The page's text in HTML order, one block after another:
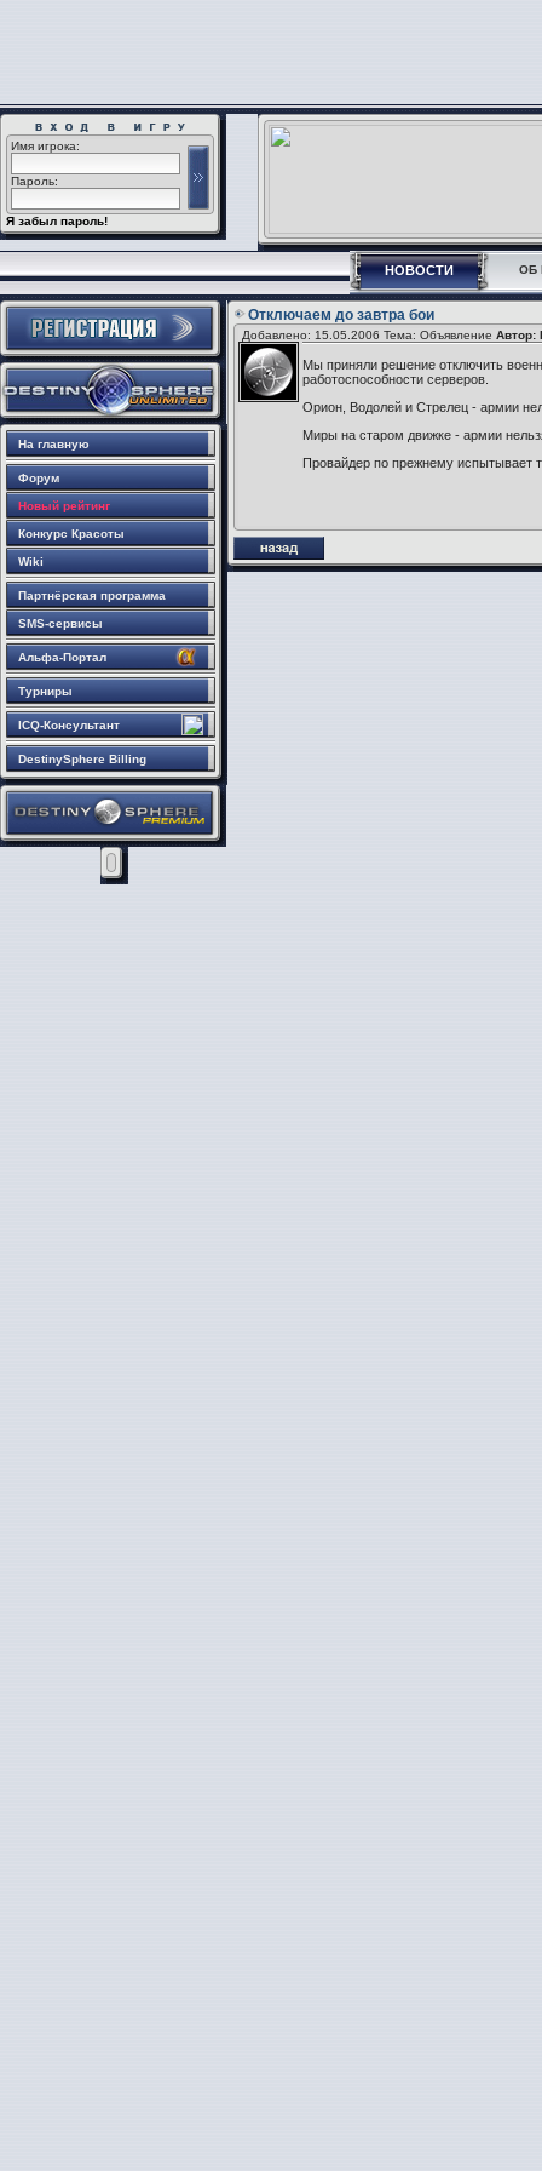
Имя игрока:
Пароль:
Я забыл пароль!
НОВОСТИ ОБ
На главную
Форум
Новый рейтинг
Конкурс Красоты
Wiki
Партнёрская программа
SMS-сервисы
Альфа-Портал
Турниры
ICQ-Консультант
DestinySphere Billing
Отключаем до завтра бои
Добавлено: 15.05.2006 Тема: Объявление Автор:
Мы приняли решение отключить
работоспособности серверов.
Орион, Водолей и Стрелец - армии
Миры на старом движке - армии
Провайдер по прежнему испытывает